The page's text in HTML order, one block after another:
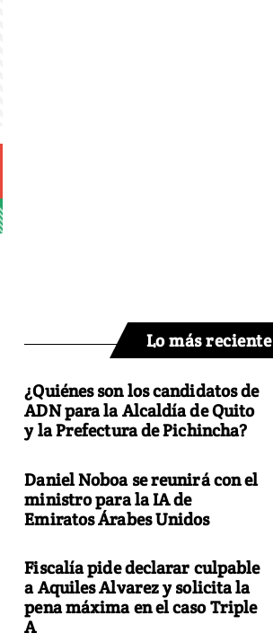
Lo más reciente
¿Quiénes son los candidatos de
ADN para la Alcaldía de Quito
y la Prefectura de Pichincha?
Daniel Noboa se reunirá con el
ministro para la IA de
Emiratos Árabes Unidos
Fiscalía pide declarar culpable
a Aquiles Alvarez y solicita la
pena máxima en el caso Triple
A